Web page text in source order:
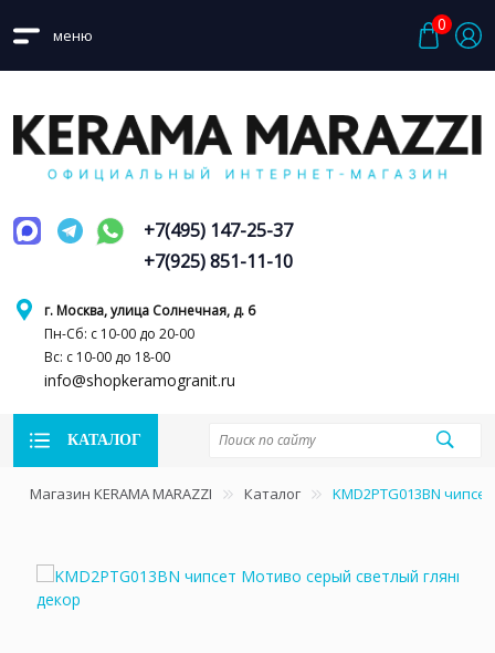
меню
0
г. Москва, улица Солнечная, д. 6
Пн-Сб: с 10-00 до 20-00
Вс: с 10-00 до 18-00
info@shopkeramogranit.ru
+7(495) 147-25-37
+7(925) 851-11-10
КАТАЛОГ
Магазин KERAMA MARAZZI Каталог KMD2PTG013BN